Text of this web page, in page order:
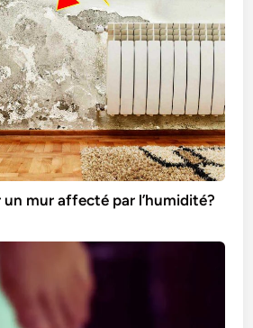
mur affecté par l’humidité?